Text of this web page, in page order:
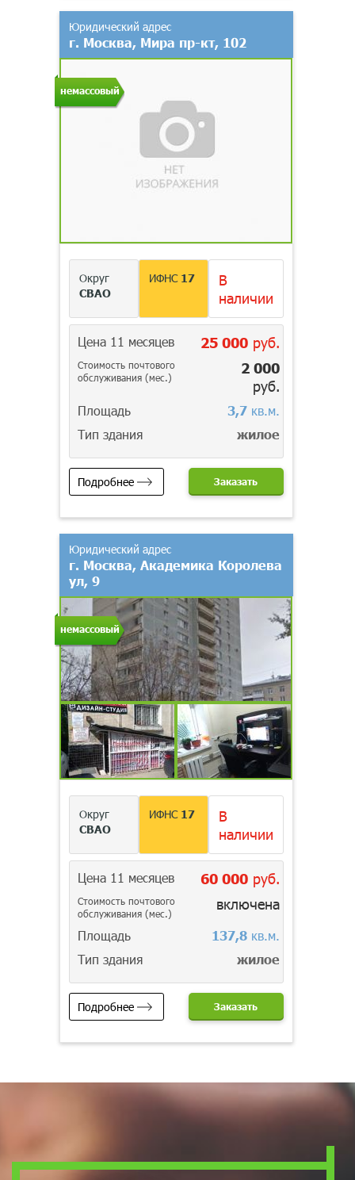
немассовый
Юридический адрес
г. Москва, Мира пр-кт, 102
Округ
СВАО
ИФНС 17
В
наличии
Цена 11 месяцев 25 000руб.
Стоимость почтового
обслуживания (мес.)
2 000
руб.
Площадь 3,7кв.м.
Тип здания
жилое
Подробнее Заказать
немассовый
Юридический адрес
г. Москва, Академика Королева
ул, 9
Округ
СВАО
ИФНС 17
В
наличии
Цена 11 месяцев 60 000руб.
Стоимость почтового
обслуживания (мес.)
включена
Площадь 137,8кв.м.
Тип здания
жилое
Подробнее Заказать